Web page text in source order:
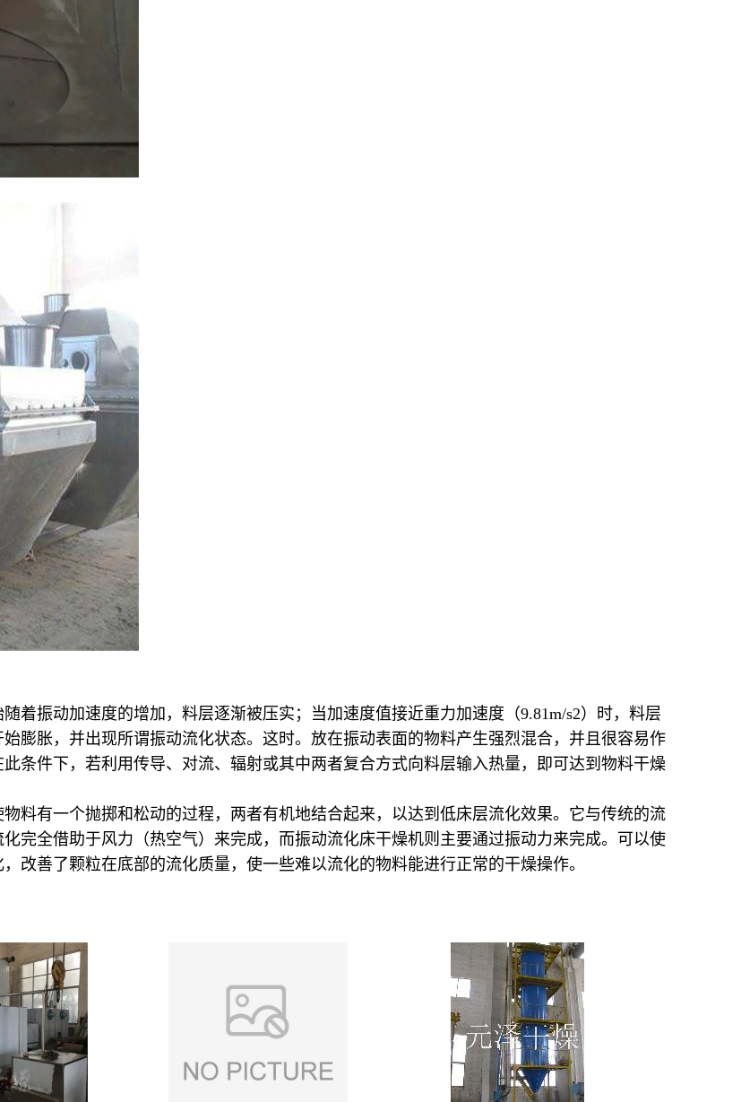
着振动加速度的增加，料层逐渐被压实；当加速度值接近重力加速度（9.81m/s2）时，料层
膨胀，并出现所谓振动流化状态。这时。放在振动表面的物料产生强烈混合，并且很容易作
条件下，若利用传导、对流、辐射或其中两者复合方式向料层输入热量，即可达到物料干燥
料有一个抛掷和松动的过程，两者有机地结合起来，以达到低床层流化效果。它与传统的流
完全借助于风力（热空气）来完成，而振动流化床干燥机则主要通过振动力来完成。可以使
改善了颗粒在底部的流化质量，使一些难以流化的物料能进行正常的干燥操作。